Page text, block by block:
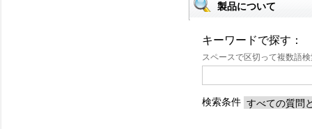
製品について
キーワードで探す：
スペースで区切って複数語
検索条件